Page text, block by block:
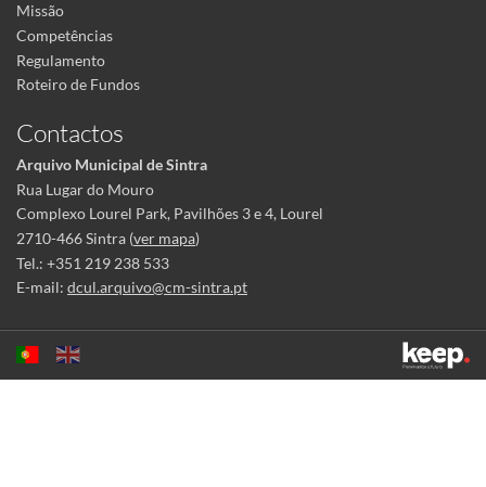
Missão
Competências
Regulamento
Roteiro de Fundos
Contactos
Arquivo Municipal de Sintra
Rua Lugar do Mouro
Complexo Lourel Park, Pavilhões 3 e 4, Lourel
2710-466 Sintra (ver mapa)
Tel.: +351 219 238 533
E-mail: dcul.arquivo@cm-sintra.pt